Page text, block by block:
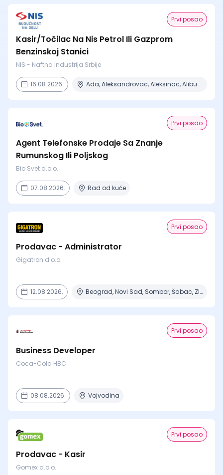
Prvi posao
Kasir/Točilac Na Nis Petrol Ili Gazprom
Benzinskoj Stanici
NIS - Naftna Industrija Srbije
16.08.2026. Ada, Aleksandrovac, Aleksinac, Alibunar, Apatin + 206 mesta
Prvi posao
Agent Telefonske Prodaje Sa Znanje
Rumunskog Ili Poljskog
Bio Svet d.o.o.
07.08.2026. Rad od kuće
Prvi posao
Prodavac - Administrator
Gigatron d.o.o.
12.08.2026. Beograd, Novi Sad, Sombor, Šabac, Zlatibor + 1 mesto
Prvi posao
Business Developer
Coca-Cola HBC
08.08.2026. Vojvodina
Prvi posao
Prodavac - Kasir
Gomex d.o.o.